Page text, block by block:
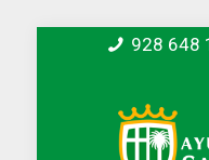
928 648